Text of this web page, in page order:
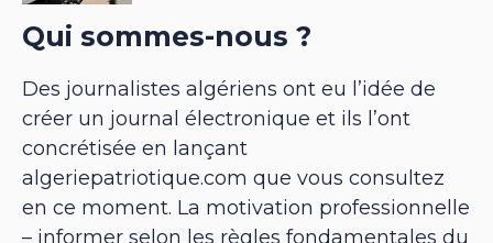
Qui sommes-nous ?
Des journalistes algériens ont eu l’idée de
créer un journal électronique et ils l’ont
concrétisée en lançant
algeriepatriotique.com que vous consultez
en ce moment. La motivation professionnelle
– informer selon les règles fondamentales du